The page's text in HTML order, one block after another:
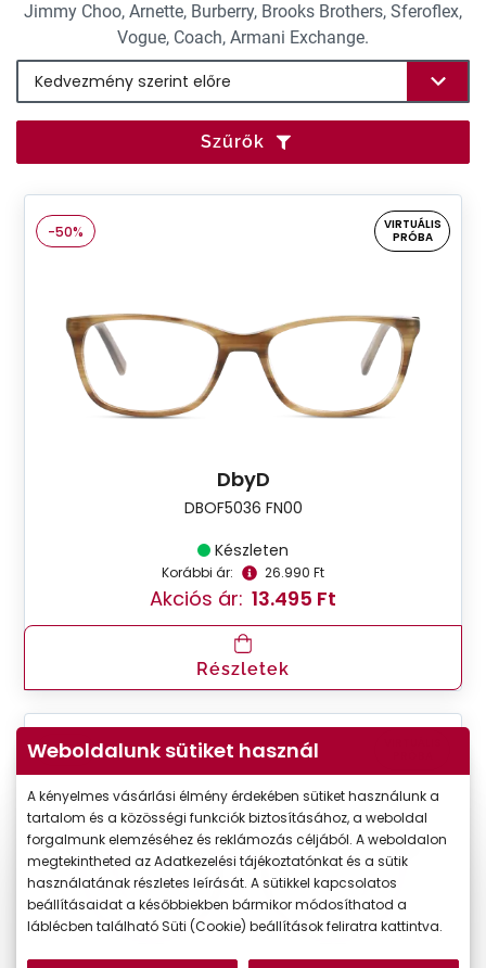
Jimmy Choo, Arnette, Burberry, Brooks Brothers, Sferoflex,
Vogue, Coach, Armani Exchange.
Szűrők
-50%
VIRTUÁLIS
PRÓBA
DbyD
DBOF5036 FN00
Készleten
Korábbi ár: 26.990 Ft
Akciós ár: 13.495 Ft
Részletek
-50%
Weboldalunk sütiket használ
A kényelmes vásárlási élmény érdekében sütiket használunk a
tartalom és a közösségi funkciók biztosításához, a weboldal
forgalmunk elemzéséhez és reklámozás céljából. A weboldalon
megtekintheted az Adatkezelési tájékoztatónkat és a sütik
használatának részletes leírását. A sütikkel kapcsolatos
beállításaidat a későbbiekben bármikor módosíthatod a
láblécben található Süti (Cookie) beállítások feliratra kattintva.